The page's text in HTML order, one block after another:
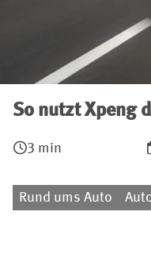
So nutzt Xpeng
3 min
Rund ums Auto